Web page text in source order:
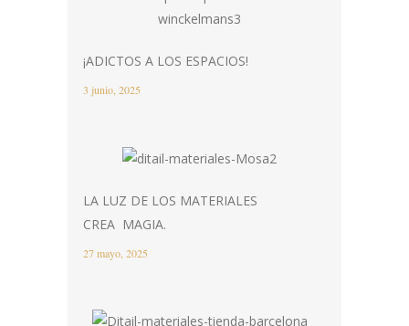
¡ADICTOS A LOS ESPACIOS!
3 junio, 2025
LA LUZ DE LOS MATERIALES
CREA MAGIA.
27 mayo, 2025